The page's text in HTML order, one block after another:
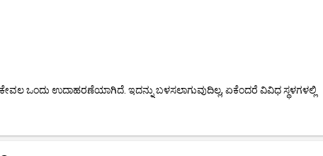
ಒಂದು ಉದಾಹರಣೆಯಾಗಿದೆ. ಇದನ್ನು ಬಳಸಲಾಗುವುದಿಲ್ಲ, ಏಕೆಂದರೆ ವಿವಿಧ ಸ್ಥಳಗಳಲ್ಲಿ